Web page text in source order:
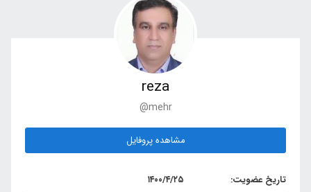
reza
@mehr
مشاهده پروفایل
تاریخ عضویت: ۱۴۰۰/۴/۲۵